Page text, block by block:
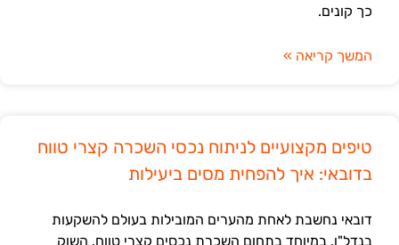
כך קונים.
המשך קריאה »
טיפים מקצועיים לניתוח נכסי השכרה קצרי טווח
בדובאי: איך להפחית מסים ביעילות
דובאי נחשבת לאחת מהערים המובילות בעולם להשקעות
בנדל"ן, במיוחד בתחום השכרת נכסים קצרי טווח. השוק